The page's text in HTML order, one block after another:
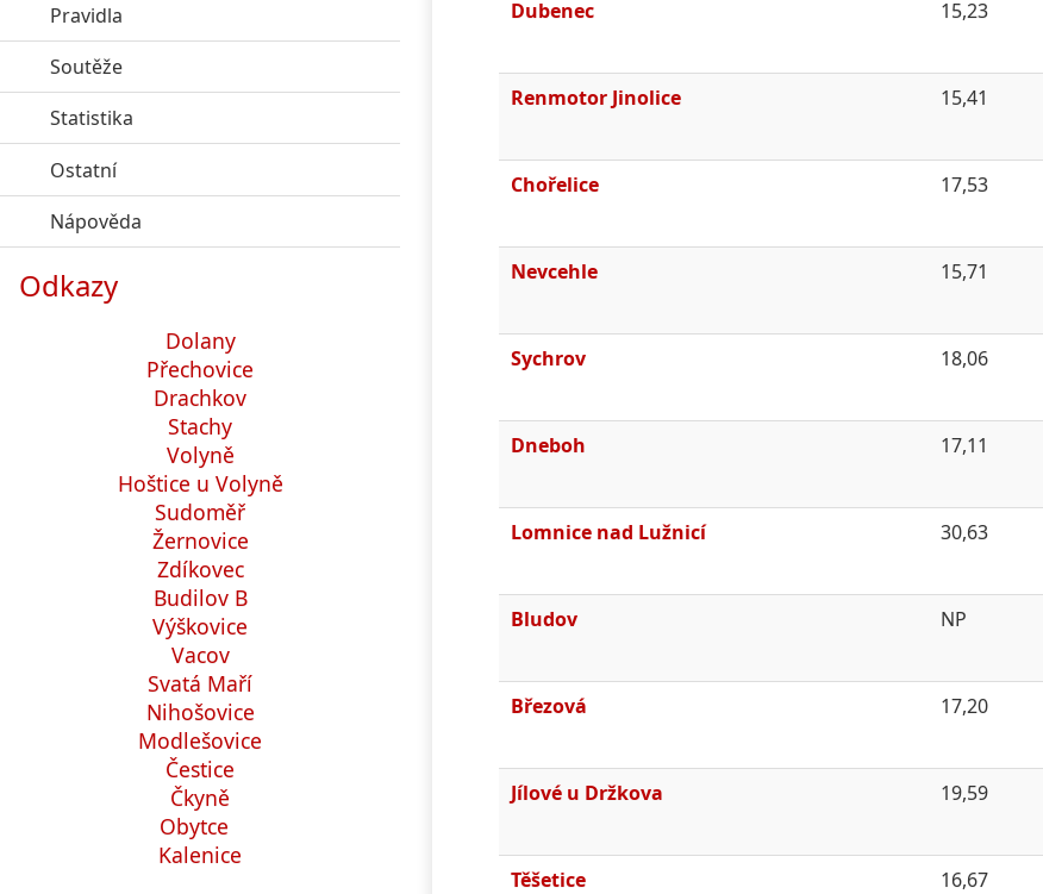
Dubenec 15,23
Renmotor Jinolice 15,41
Chořelice 17,53
Nevcehle 15,71
Sychrov 18,06
Dneboh 17,11
Lomnice nad Lužnicí 30,63
Bludov NP
Březová 17,20
Jílové u Držkova 19,59
Těšetice 16,67
Pravidla
Soutěže
Statistika
Ostatníclick to expand contents
Nápověda
Odkazy
Dolany
Přechovice
Drachkov
Stachy
Volyně
Hoštice u Volyně
Sudoměř
Žernovice
Zdíkovec
Budilov B
Výškovice
Vacov
Svatá Maří
Nihošovice
Modlešovice
Čestice
Čkyně
Obytce
Kalenice